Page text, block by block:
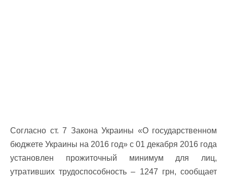
Согласно ст. 7 Закона Украины «О государственном
бюджете Украины на 2016 год» с 01 декабря 2016 года
установлен прожиточный минимум для лиц,
утративших трудоспособность – 1247 грн, сообщает